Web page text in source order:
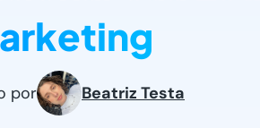
Casos de Uso com AI
Melhores aplicações na prática
NA PRÁTICA
A Agência SEO Aumentou Em 287% A
Junta & Cliente
por Beatriz Testa